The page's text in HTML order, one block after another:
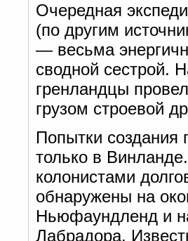
Очередная
(по другим
— весьма
сводной сестрой.
гренландцы
грузом строевой
Попытки создания
только в
колонистами
обнаружены на
Ньюфаундленд и
Лабрадора.